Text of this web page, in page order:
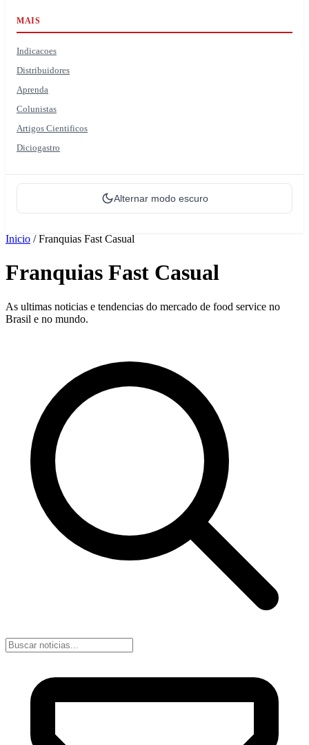
MAIS
Indicacoes
Distribuidores
Aprenda
Colunistas
Artigos Cientificos
Diciogastro
Alternar modo escuro
Inicio / Franquias Fast Casual
Franquias Fast Casual
As ultimas noticias e tendencias do mercado de food service no
Brasil e no mundo.